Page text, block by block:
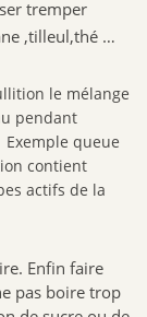
tremper
,tilleul,thé …
le mélange
pendant
queue
contient
actifs de la
Enfin faire
pas boire trop